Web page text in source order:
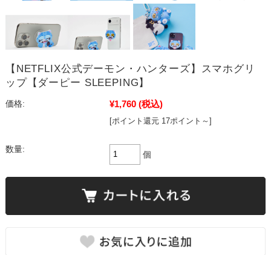
【NETFLIX公式デーモン・ハンターズ】スマホグリ
ップ【ダーピー SLEEPING】
価格: ¥1,760 (税込)
[ポイント還元 17ポイント～]
数量:
個